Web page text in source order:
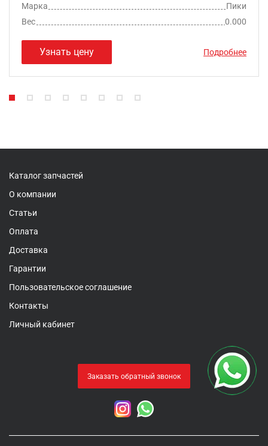
Марка
Пики
Вес
0.000
Узнать цену Подробнее
Каталог запчастей
О компании
Статьи
Оплата
Доставка
Гарантии
Пользовательское соглашение
Контакты
Личный кабинет
Заказать обратный звонок